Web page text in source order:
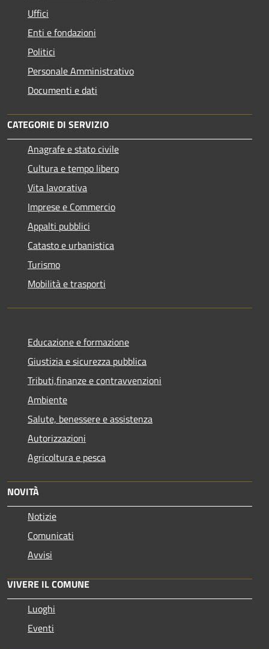
Uffici
Enti e fondazioni
Politici
Personale Amministrativo
Documenti e dati
CATEGORIE DI SERVIZIO
Anagrafe e stato civile
Cultura e tempo libero
Vita lavorativa
Imprese e Commercio
Appalti pubblici
Catasto e urbanistica
Turismo
Mobilità e trasporti
Educazione e formazione
Giustizia e sicurezza pubblica
Tributi,finanze e contravvenzioni
Ambiente
Salute, benessere e assistenza
Autorizzazioni
Agricoltura e pesca
NOVITÀ
Notizie
Comunicati
Avvisi
VIVERE IL COMUNE
Luoghi
Eventi